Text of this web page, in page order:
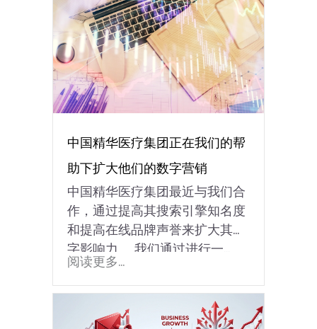
中国精华医疗集团正在我们的帮
助下扩大他们的数字营销
中国精华医疗集团最近与我们合
作，通过提高其搜索引擎知名度
和提高在线品牌声誉来扩大其数
字影响力。 我们通过进行一…
阅读更多...